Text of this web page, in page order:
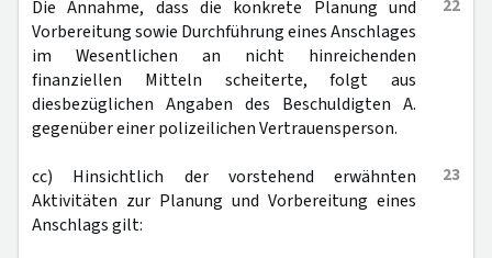
22
Die Annahme, dass die konkrete Planung und
Vorbereitung sowie Durchführung eines Anschlages
im Wesentlichen an nicht hinreichenden
finanziellen Mitteln scheiterte, folgt aus
diesbezüglichen Angaben des Beschuldigten A.
gegenüber einer polizeilichen Vertrauensperson.
23
cc) Hinsichtlich der vorstehend erwähnten
Aktivitäten zur Planung und Vorbereitung eines
Anschlags gilt: